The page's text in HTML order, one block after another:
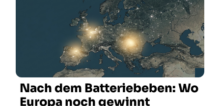
Nach dem Batteriebeben: Wo
Europa noch gewinnt